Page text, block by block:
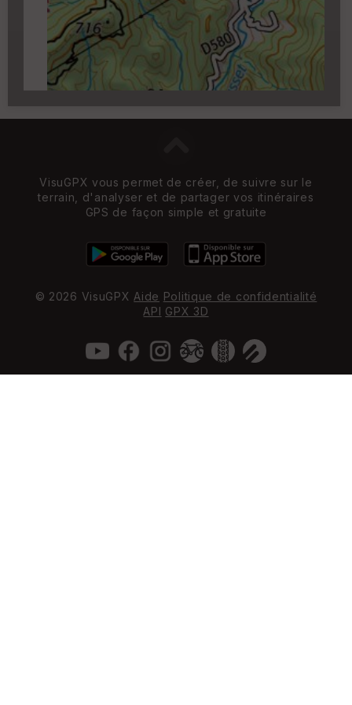
zoom 14)
VisuGPX vous permet de créer, de suivre sur le
terrain, d'analyser et de partager vos itinéraires
GPS de façon simple et gratuite
© 2026 VisuGPX Aide Politique de confidentialité
API GPX 3D